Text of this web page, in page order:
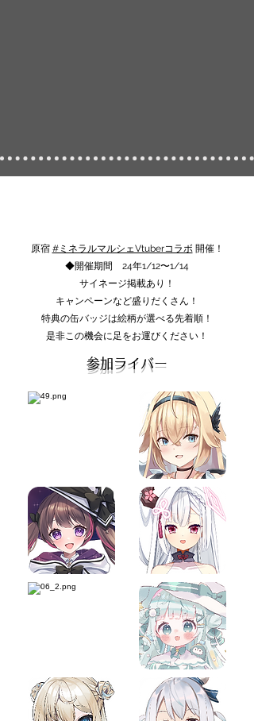
原宿 #ミネラルマルシェVtuberコラボ開催！
​◆開催期間 24年1/12〜1/14
​サイネージ掲載あり！
キャンペーンなど盛りだくさん！
​特典の缶バッジは絵柄が選べる先着順！
是非この機会に足をお運びください！
参加ライバー